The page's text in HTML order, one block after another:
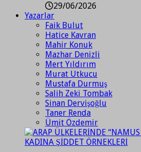
29/06/2026
Yazarlar
Faik Bulut
Hatice Kavran
Mahir Konuk
Mazhar Denizli
Mert Yıldırım
Murat Utkucu
Mustafa Durmuş
Salih Zeki Tombak
Sinan Dervişoğlu
Taner Renda
Ümit Özdemir